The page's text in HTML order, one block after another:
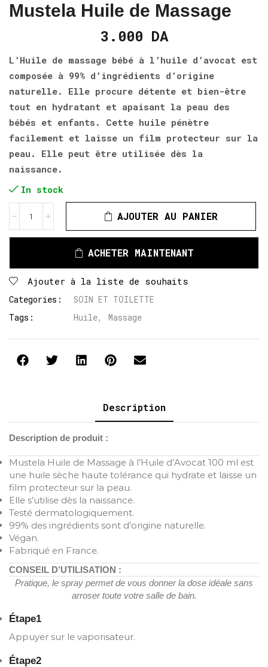
Mustela Huile de Massage
3.000 DA
L’Huile de massage bébé à l’huile d’avocat est
composée à 99% d’ingrédients d’origine
naturelle. Elle procure détente et bien-être
tout en hydratant et apaisant la peau des
bébés et enfants. Cette huile pénètre
facilement et laisse un film protecteur sur la
peau. Elle peut être utilisée dès la
naissance.
In stock
AJOUTER AU PANIER
ACHETER MAINTENANT
Ajouter à la liste de souhaits
Categories:
SOIN ET TOILETTE
Tags:
Huile, Massage
Description
Description de produit :
Mustela Huile de Massage à l’Huile d’Avocat 100 ml est
une huile sèche haute tolérance qui hydrate et laisse un
film protecteur sur la peau.
Elle s’utilise dès la naissance.
Testé dermatologiquement.
99% des ingrédients sont d’origine naturelle.
Végan.
Fabriqué en France.
CONSEIL D’UTILISATION :
Pratique, le spray permet de vous donner la dose idéale sans
arroser toute votre salle de bain.
Étape1
Appuyer sur le vaporisateur.
Étape2